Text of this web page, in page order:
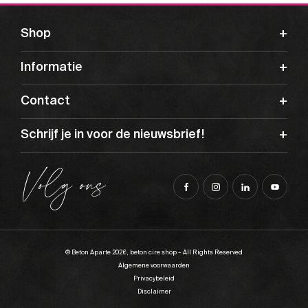
Shop
Informatie
Contact
Schrijf je in voor de nieuwsbrief!
Volg ons
© Beton Aparte 2026, beton cire shop – All Rights Reserved
Algemene voorwaarden
Privacybeleid
Disclaimer